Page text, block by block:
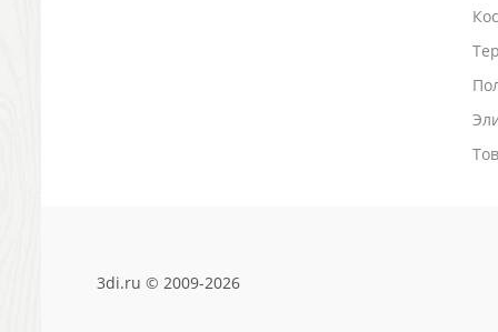
Визитницы настольные
3di.ru © 2009-2026